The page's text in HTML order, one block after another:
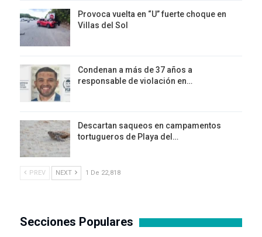
Provoca vuelta en “U” fuerte choque en
Villas del Sol
Condenan a más de 37 años a
responsable de violación en…
Descartan saqueos en campamentos
tortugueros de Playa del…
PREV NEXT 1 De 22,818
Secciones Populares